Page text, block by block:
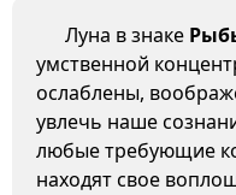
Луна в знаке
умственной
ослаблены,
увлечь наше
любые требующие
находят свое